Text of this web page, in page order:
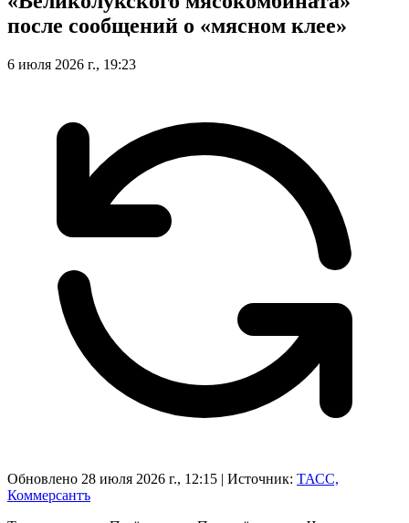
после сообщений о «мясном клее»
6 июля 2026 г., 19:23
Обновлено 28 июля 2026 г., 12:15 | Источник: ТАСС,
Коммерсантъ